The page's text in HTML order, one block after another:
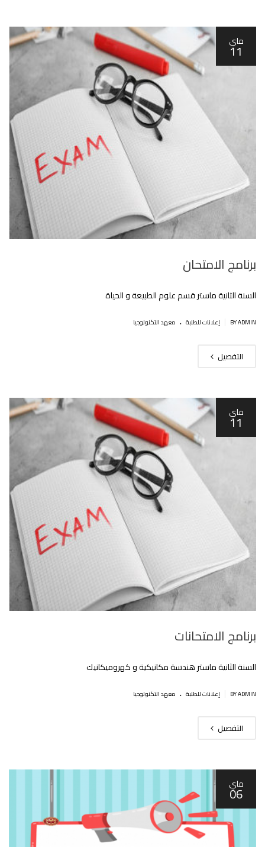
ماي
11
برنامج الامتحان
السنة الثانية ماستر قسم علوم الطبيعة و الحياة
BY ADMIN إعلانات للطلبة . معهد التكنولوجيا
التفصيل
ماي
11
برنامج الامتحانات
السنة الثانية ماستر هندسة مكانيكية و كهروميكانيك
BY ADMIN إعلانات للطلبة . معهد التكنولوجيا
التفصيل
ماي
06